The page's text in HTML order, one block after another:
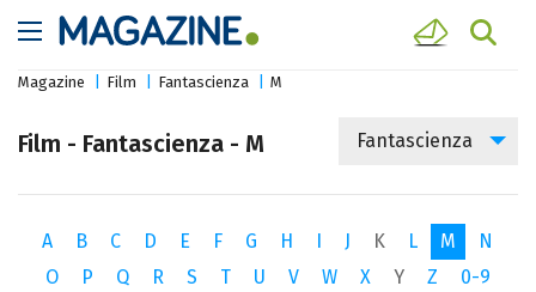
Magazine Film Fantascienza M
Film - Fantascienza - M Fantascienza
A B C D E F G H J K L M
N
O
P Q R S T U V W X Y Z 0-9